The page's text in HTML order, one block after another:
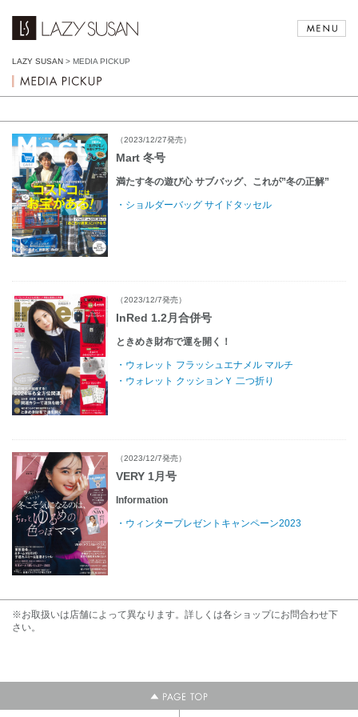
LAZY SUSAN > MEDIA PICKUP
（2023/12/27発売）
Mart 冬号
満たす冬の遊び心 サブバッグ、これが”冬の正解”
・ショルダーバッグ サイドタッセル
（2023/12/7発売）
InRed 1.2月合併号
ときめき財布で運を開く！
・ウォレット フラッシュエナメル マルチ
・ウォレット クッションＹ 二つ折り
（2023/12/7発売）
VERY 1月号
Information
・ウィンタープレゼントキャンペーン2023
※お取扱いは店舗によって異なります。詳しくは各ショップにお問合わせ下
さい。